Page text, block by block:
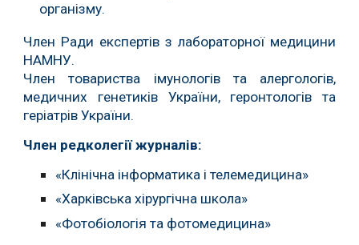
організму.
Член Ради експертів з лабораторної медицини
НАМНУ.
Член товариства імунологів та алергологів,
медичних генетиків України, геронтологів та
геріатрів України.
Член редколегії журналів:
«Клінічна інформатика і телемедицина»
«Харківська хірургічна школа»
«Фотобіологія та фотомедицина»